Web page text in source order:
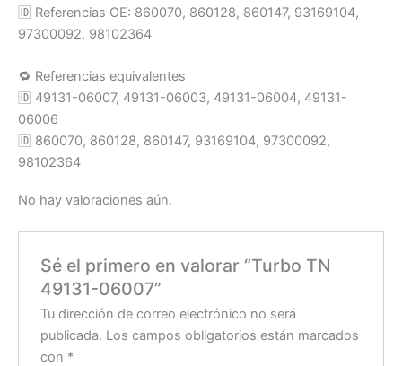
🆔 Referencias OE: 860070, 860128, 860147, 93169104,
97300092, 98102364
🔁 Referencias equivalentes
🆔 49131-06007, 49131-06003, 49131-06004, 49131-
06006
🆔 860070, 860128, 860147, 93169104, 97300092,
98102364
No hay valoraciones aún.
Sé el primero en valorar “Turbo TN
49131-06007”
Tu dirección de correo electrónico no será
publicada. Los campos obligatorios están marcados
con *